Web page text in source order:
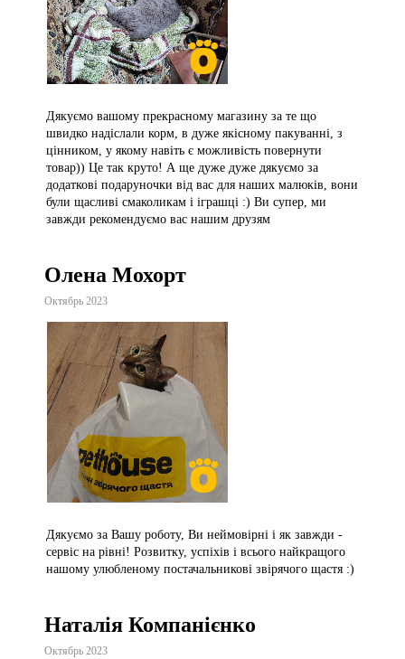
Дякуємо вашому прекрасному магазину за те що
швидко надіслали корм, в дуже якісному пакуванні, з
цінником, у якому навіть є можливість повернути
товар)) Це так круто! А ще дуже дуже дякуємо за
додаткові подаруночки від вас для наших малюків, вони
були щасливі смаколикам і іграшці :) Ви супер, ми
завжди рекомендуємо вас нашим друзям
Олена Мохорт
Октябрь 2023
Дякуємо за Вашу роботу, Ви неймовірні і як завжди -
сервіс на рівні! Розвитку, успіхів і всього найкращого
нашому улюбленому постачальникові звірячого щастя :)
Наталія Компанієнко
Октябрь 2023